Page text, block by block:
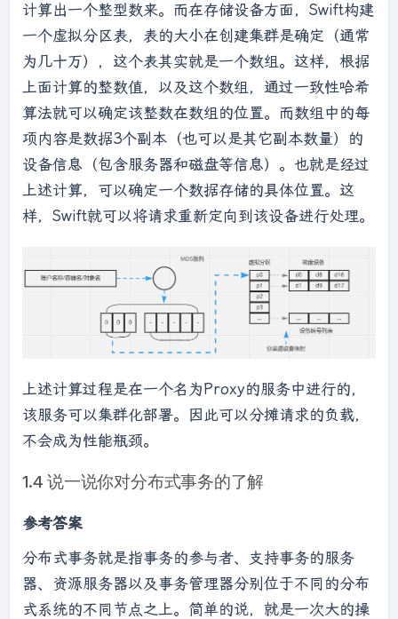
计算出一个整型数来。而在存储设备方面，Swift构建
一个虚拟分区表，表的大小在创建集群是确定（通常
为几十万），这个表其实就是一个数组。这样，根据
上面计算的整数值，以及这个数组，通过一致性哈希
算法就可以确定该整数在数组的位置。而数组中的每
项内容是数据3个副本（也可以是其它副本数量）的
设备信息（包含服务器和磁盘等信息）。也就是经过
上述计算，可以确定一个数据存储的具体位置。这
样，Swift就可以将请求重新定向到该设备进行处理。
上述计算过程是在一个名为Proxy的服务中进行的，
该服务可以集群化部署。因此可以分摊请求的负载，
不会成为性能瓶颈。
1.4 说一说你对分布式事务的了解
参考答案
分布式事务就是指事务的参与者、支持事务的服务
器、资源服务器以及事务管理器分别位于不同的分布
式系统的不同节点之上。简单的说，就是一次大的操